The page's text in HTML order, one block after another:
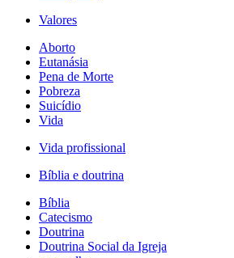
Valores
Aborto
Eutanásia
Pena de Morte
Pobreza
Suicídio
Vida
Vida profissional
Bíblia e doutrina
Bíblia
Catecismo
Doutrina
Doutrina Social da Igreja